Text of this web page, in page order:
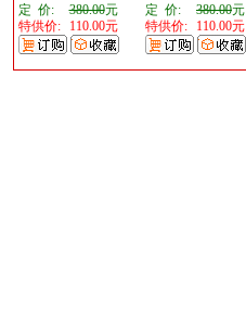
定 价:
380.00元
特供价:
110.00元
定 价:
380.00元
特供价:
110.00元